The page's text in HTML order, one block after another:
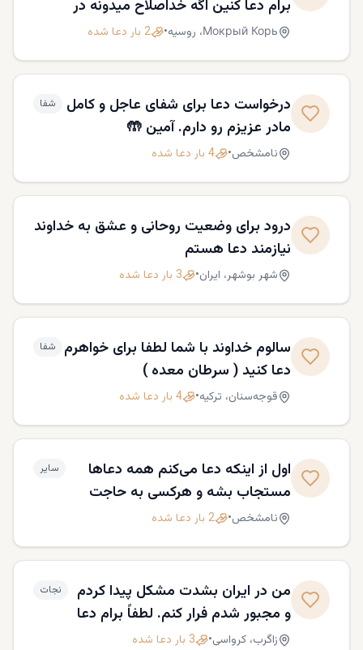
برام دعا کنین اگه خداصلاح میدونه در
درخواست کاری که دادم قبول شم ممنون
Мокрый Корь، روسیه•
2بار دعا شده
درخواست دعا برای شفای عاجل و کامل
مادر عزیزم رو دارم. آمین 🤲
شفا
نامشخص•
4بار دعا شده
درود برای وضعیت روحانی و عشق به خداوند
نيازمند دعا هستم
شهر بوشهر، ایران•
3بار دعا شده
سالوم خداوند با شما لطفا برای خواهرم
دعا کنید ( سرطان معده )
شفا
قوجه‌سنان، ترکیه•
4بار دعا شده
اول از اینکه دعا می‌کنم همه دعاها
مستجاب بشه و هرکسی به حاجت
دلش برسه دوم دعا میکنم زودتر اون
بیاد و‌بتونم سروسامون بگیرم .
سایر
نامشخص•
2بار دعا شده
من در ایران بشدت مشکل پیدا کردم
و مجبور شدم فرار کنم. لطفاً برام دعا
کنید تا بتونم زندگیم رو از نو بسازیم و
نجات
زاگرب، کرواسی•
3بار دعا شده